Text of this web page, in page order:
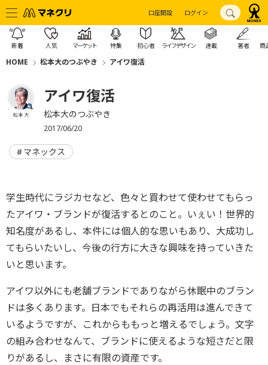
口座開設 ログイン
新着 人気 マーケット 特集 初心者 ライフデザイン 連載 著者 商
HOME 松本大のつぶやき アイワ復活
松本 大
アイワ復活
松本大のつぶやき
2017/06/20
マネックス
学生時代にラジカセなど、色々と買わせて使わせてもらっ
たアイワ・ブランドが復活するとのこと。いぇい！世界的
知名度があるし、本件には個人的な思いもあり、大成功し
てもらいたいし、今後の行方に大きな興味を持っていきた
いと思います。
アイワ以外にも老舗ブランドでありながら休眠中のブラン
ドは多くあります。日本でもそれらの再活用は進んできて
いるようですが、これからももっと増えるでしょう。文字
の組み合わせなんて、ブランドに使えるような短さだと限
りがあるし、まさに有限の資産です。